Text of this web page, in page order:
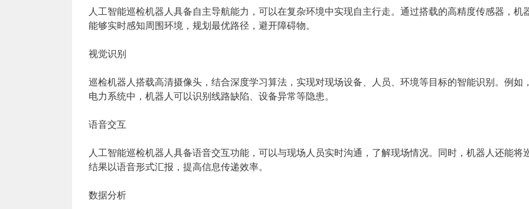
人工智能巡检机器人具备自主导航能力，可以在复杂环境中实现自主行走。通过搭载的高精度传感器，机
能够实时感知周围环境，规划最优路径，避开障碍物。
视觉识别
巡检机器人搭载高清摄像头，结合深度学习算法，实现对现场设备、人员、环境等目标的智能识别。例如
电力系统中，机器人可以识别线路缺陷、设备异常等隐患。
语音交互
人工智能巡检机器人具备语音交互功能，可以与现场人员实时沟通，了解现场情况。同时，机器人还能将
结果以语音形式汇报，提高信息传递效率。
数据分析